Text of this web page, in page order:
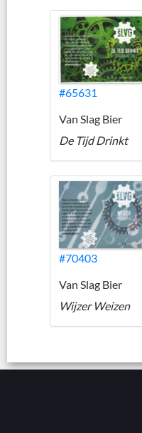
#65631
Van Slag Bier
De Tijd Drinkt
#70403
Van Slag Bier
Wijzer Weizen
© 2002 - 2026 ::